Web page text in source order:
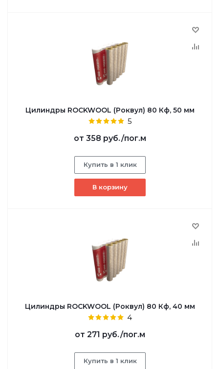
Цилиндры ROCKWOOL (Роквул) 80 Кф, 50 мм
5
от 358 руб./пог.м
Купить в 1 клик
В корзину
Цилиндры ROCKWOOL (Роквул) 80 Кф, 40 мм
4
от 271 руб./пог.м
Купить в 1 клик